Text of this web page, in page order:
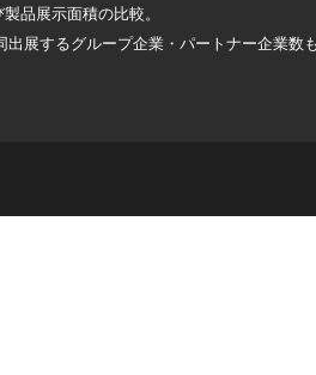
品展示面積の比較。
展するグループ企業・パートナー企業数も